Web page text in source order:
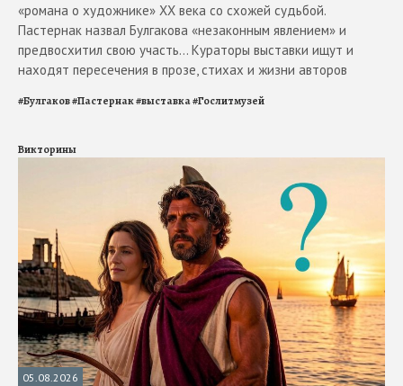
«романа о художнике» ХХ века со схожей судьбой.
Пастернак назвал Булгакова «незаконным явлением» и
предвосхитил свою участь... Кураторы выставки ищут и
находят пересечения в прозе, стихах и жизни авторов
#Булгаков#Пастернак#выставка#Гослитмузей
Викторины
05.08.2026